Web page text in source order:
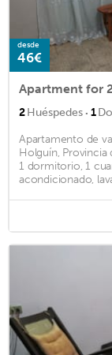
desde
46€
Apartment for
2Huéspedes · 1
Apartamento de
Holguín, Provincia
1 dormitorio, 1
acondicionado,